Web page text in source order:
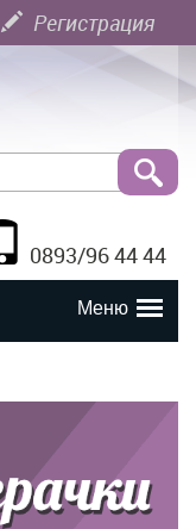
Регистрация
0893/96 44 44